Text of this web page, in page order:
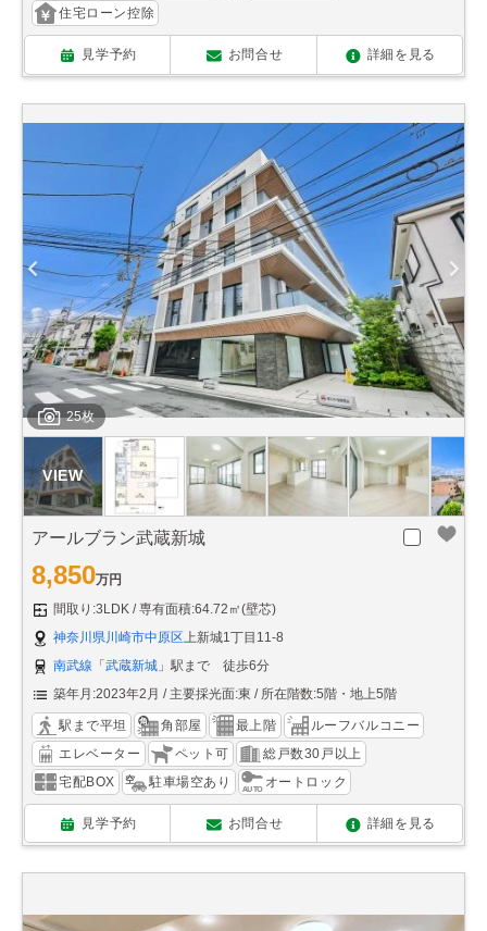
住宅ローン控除
見学予約 お問合せ 詳細を見る
25枚
アールブラン武蔵新城
8,850万円
間取り:3LDK
専有面積:64.72㎡(壁芯)
神奈川県川崎市中原区 上新城1丁目11-8
南武線 「武蔵新城 」駅まで 徒歩6分
築年月:2023年2月
主要採光面:東 所在階数:5階・地上5階
駅まで平坦 角部屋 最上階
ルーフバルコニー
エレベーター
ペット可
総戸数30戸以上
宅配BOX
駐車場空あり オートロック
見学予約 お問合せ 詳細を見る